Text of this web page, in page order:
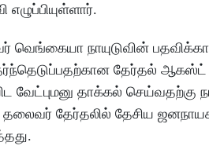
வெங்கையா நாயுடுவின்
தேர்தல்
வேட்புமனு தாக்கல்
தலைவர் தேர்தலில் தேசிய